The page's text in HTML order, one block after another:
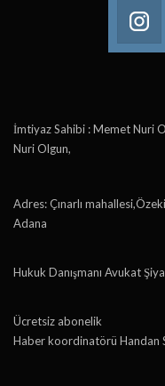
İmtiyaz Sahibi : Memet Nuri
Nuri Olgun,
Adres: Çınarlı
Adana
Hukuk Danışmanı Avukat
Ücretsiz abonelik
Haber koordinatörü Handan